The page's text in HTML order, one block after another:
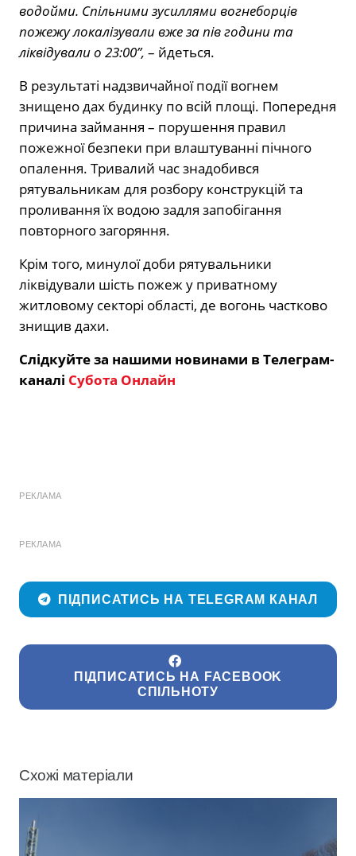
водойми. Спільними зусиллями вогнеборців
пожежу локалізували вже за пів години та
ліквідували о 23:00”, – йдеться.
В результаті надзвичайної події вогнем
знищено дах будинку по всій площі. Попередня
причина займання – порушення правил
пожежної безпеки при влаштуванні пічного
опалення. Тривалий час знадобився
рятувальникам для розбору конструкцій та
проливання їх водою задля запобігання
повторного загоряння.
Крім того, минулої доби рятувальники
ліквідували шість пожеж у приватному
житловому секторі області, де вогонь частково
знищив дахи.
Слідкуйте за нашими новинами в Телеграм-
каналі Субота Онлайн
РЕКЛАМА
РЕКЛАМА
ПІДПИСАТИСЬ НА TELEGRAM КАНАЛ
ПІДПИСАТИСЬ НА FACEBOOK
СПІЛЬНОТУ
Схожі матеріали